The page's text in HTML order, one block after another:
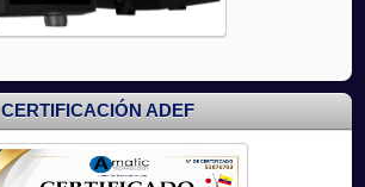
CERTIFICACIÓN ADEF